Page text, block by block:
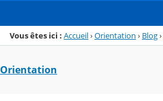
Vous êtes ici : Accueil›Orientation › Blog›
Orientation